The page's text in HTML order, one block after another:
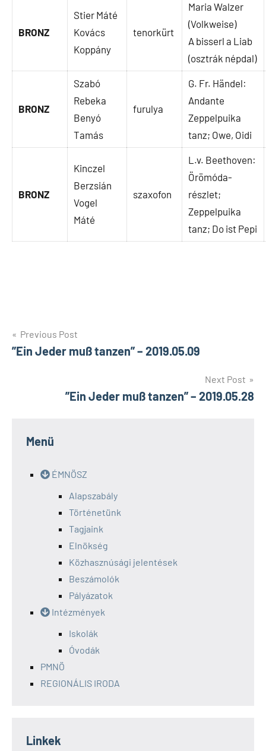
BRONZ
Stier Máté
Kovács
Koppány
tenorkürt
Maria Walzer
(Volkweise)
A bisserl a Liab
(osztrák népdal)
BRONZ
Szabó
Rebeka
Benyó
Tamás
furulya
G. Fr. Händel:
Andante
Zeppelpuika
tanz; Owe, Oidi
BRONZ
Kinczel
Berzsián
Vogel
Máté
szaxofon
L.v. Beethoven:
Örömóda-
részlet;
Zeppelpuika
tanz; Do ist Pepi
Bejegyzés
navigáció
Previous Post
”Ein Jeder muß tanzen” – 2019.05.09
Next Post
”Ein Jeder muß tanzen” – 2019.05.28
Menü
ÉMNÖSZ
Alapszabály
Történetünk
Tagjaink
Elnökség
Közhasznúsági jelentések
Beszámolók
Pályázatok
Intézmények
Iskolák
Óvodák
PMNÖ
REGIONÁLIS IRODA
Linkek